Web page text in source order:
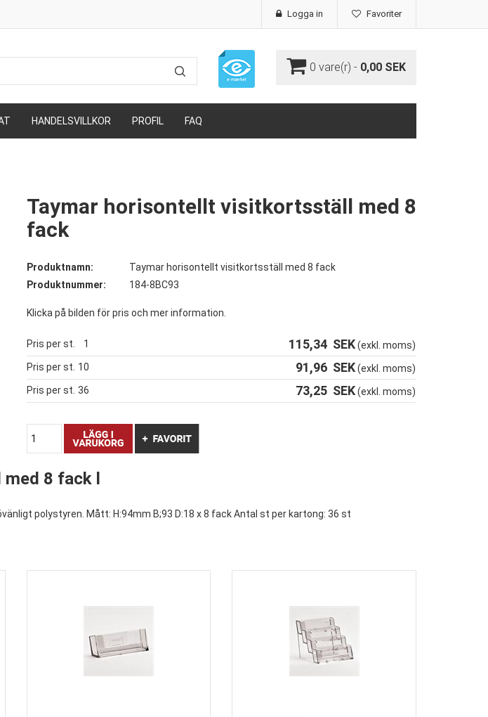
Favoriter
Logga in
0 vare(r) - 0,00 SEK
HANDELSVILLKOR PROFIL FAQ
Taymar horisontellt visitkortsställ med 8
fack
Produktnamn:
Taymar horisontellt visitkortsställ med 8 fack
Produktnummer:
184-8BC93
Klicka på bilden för pris och mer information.
Pris per st. 1 115,34SEK(exkl. moms)
Pris per st. 10 91,96SEK(exkl. moms)
Pris per st. 36 73,25SEK(exkl. moms)
8 fack l
polystyren. Mått: H:94mm B;93 D:18 x 8 fack Antal st per kartong: 36 st